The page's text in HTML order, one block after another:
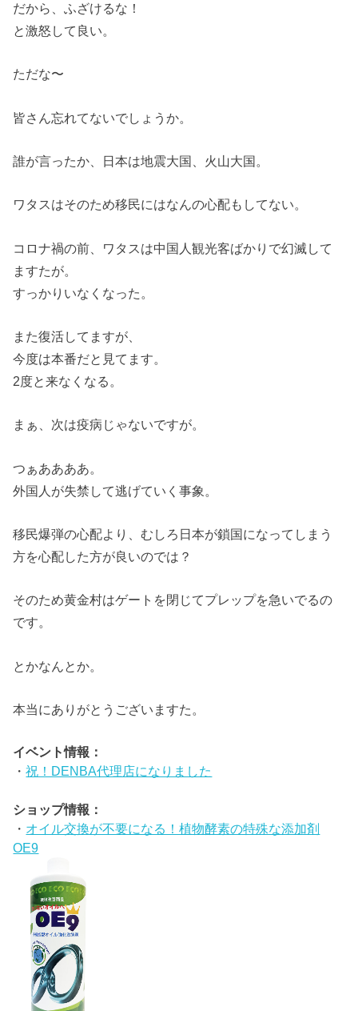
だから、ふざけるな！
と激怒して良い。
ただな〜
皆さん忘れてないでしょうか。
誰が言ったか、日本は地震大国、火山大国。
ワタスはそのため移民にはなんの心配もしてない。
コロナ禍の前、ワタスは中国人観光客ばかりで幻滅して
ますたが。
すっかりいなくなった。
また復活してますが、
今度は本番だと見てます。
2度と来なくなる。
まぁ、次は疫病じゃないですが。
つぁああああ。
外国人が失禁して逃げていく事象。
移民爆弾の心配より、むしろ日本が鎖国になってしまう
方を心配した方が良いのでは？
そのため黄金村はゲートを閉じてプレップを急いでるの
です。
とかなんとか。
本当にありがとうございますた。
イベント情報：
・祝！DENBA代理店になりました
ショップ情報：
・ オイル交換が不要になる！植物酵素の特殊な添加剤
OE9